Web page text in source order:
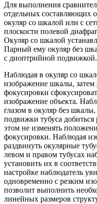
Для выполнения
отдельных составляющих
окуляр со шкалой или с
плоскости полевой
Окуляр со шкалой
Парный ему окуляр без
с диоптрийной подвижкой.
Наблюдая в окуляр со
изображение шкалы, затем
фокусировки
изображение объекта.
глазом в окуляр без
подвижки тубуса добиться
этом не изменять
фокусировки. Наблюдая
раздвинуть окулярные
левом и правом тубусах
установить их в
настройке наблюдатель
одновременно с резким
позволит выполнить
линейных размеров